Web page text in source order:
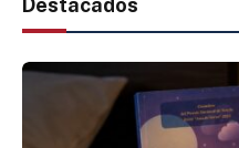
Destacados